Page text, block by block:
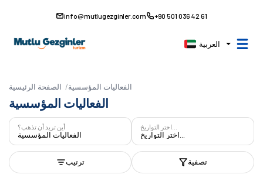
info@mutlugezginler.com +90 501 036 42 61
العربية
الصفحة الرئيسية الفعاليات المؤسسية
الفعاليات المؤسسية
أين تريد أن تذهب؟
الفعاليات المؤسسية
ترتيب تصفية